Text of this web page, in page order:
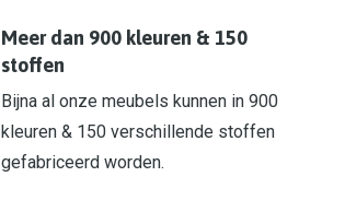
Meer dan 900 kleuren & 150
stoffen
Bijna al onze meubels kunnen in 900
kleuren & 150 verschillende stoffen
gefabriceerd worden.